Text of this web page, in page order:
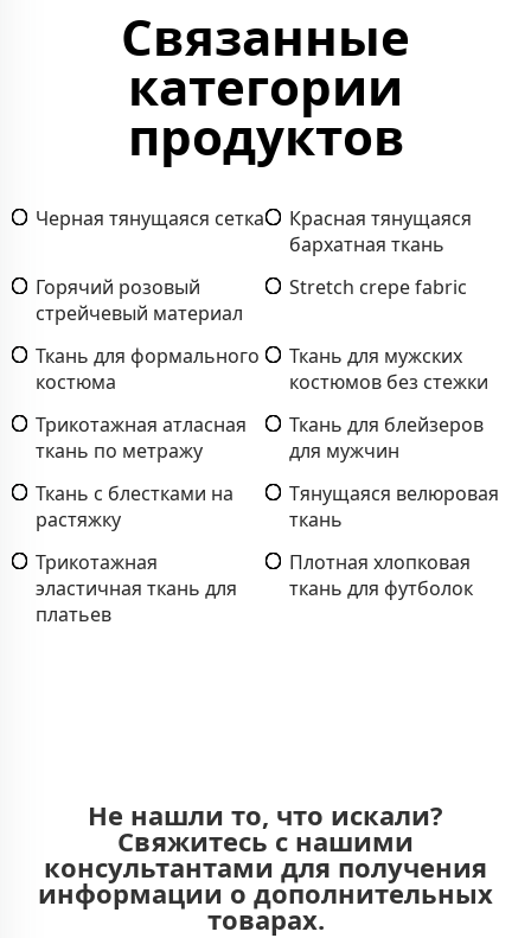
Связанные
категории
продуктов
Черная тянущаяся сетка
Красная тянущаяся
бархатная ткань
Горячий розовый
стрейчевый материал
Stretch crepe fabric
Ткань для формального
костюма
Ткань для мужских
костюмов без стежки
Трикотажная атласная
ткань по метражу
Ткань для блейзеров
для мужчин
Ткань с блестками на
растяжку
Тянущаяся велюровая
ткань
Трикотажная
эластичная ткань для
платьев
Плотная хлопковая
ткань для футболок
Не нашли то, что искали?
Свяжитесь с нашими
консультантами для получения
информации о дополнительных
товарах.